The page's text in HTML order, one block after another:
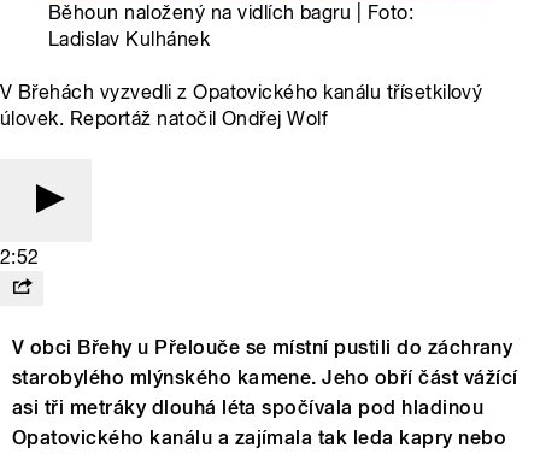
Běhoun naložený na vidlích bagru | Foto:
Ladislav Kulhánek
V Břehách vyzvedli z Opatovického kanálu třísetkilový
úlovek. Reportáž natočil Ondřej Wolf
2:52
V obci Břehy u Přelouče se místní pustili do záchrany
starobylého mlýnského kamene. Jeho obří část vážící
asi tři metráky dlouhá léta spočívala pod hladinou
Opatovického kanálu a zajímala tak leda kapry nebo